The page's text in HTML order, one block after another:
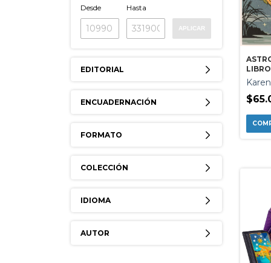
Desde Hasta
APLICAR
EDITORIAL
ENCUADERNACIÓN
FORMATO
COLECCIÓN
IDIOMA
AUTOR